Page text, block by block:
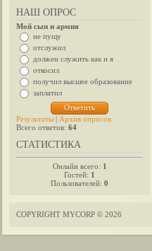
НАШ ОПРОС
Мой сын и армия
не пущу
отслужил
должен служить как и я
откосил
получил высшее образование
заплатил
Результаты | Архив опросов
Всего ответов: 64
СТАТИСТИКА
Онлайн всего: 1
Гостей: 1
Пользователей: 0
COPYRIGHT MYCORP © 2026